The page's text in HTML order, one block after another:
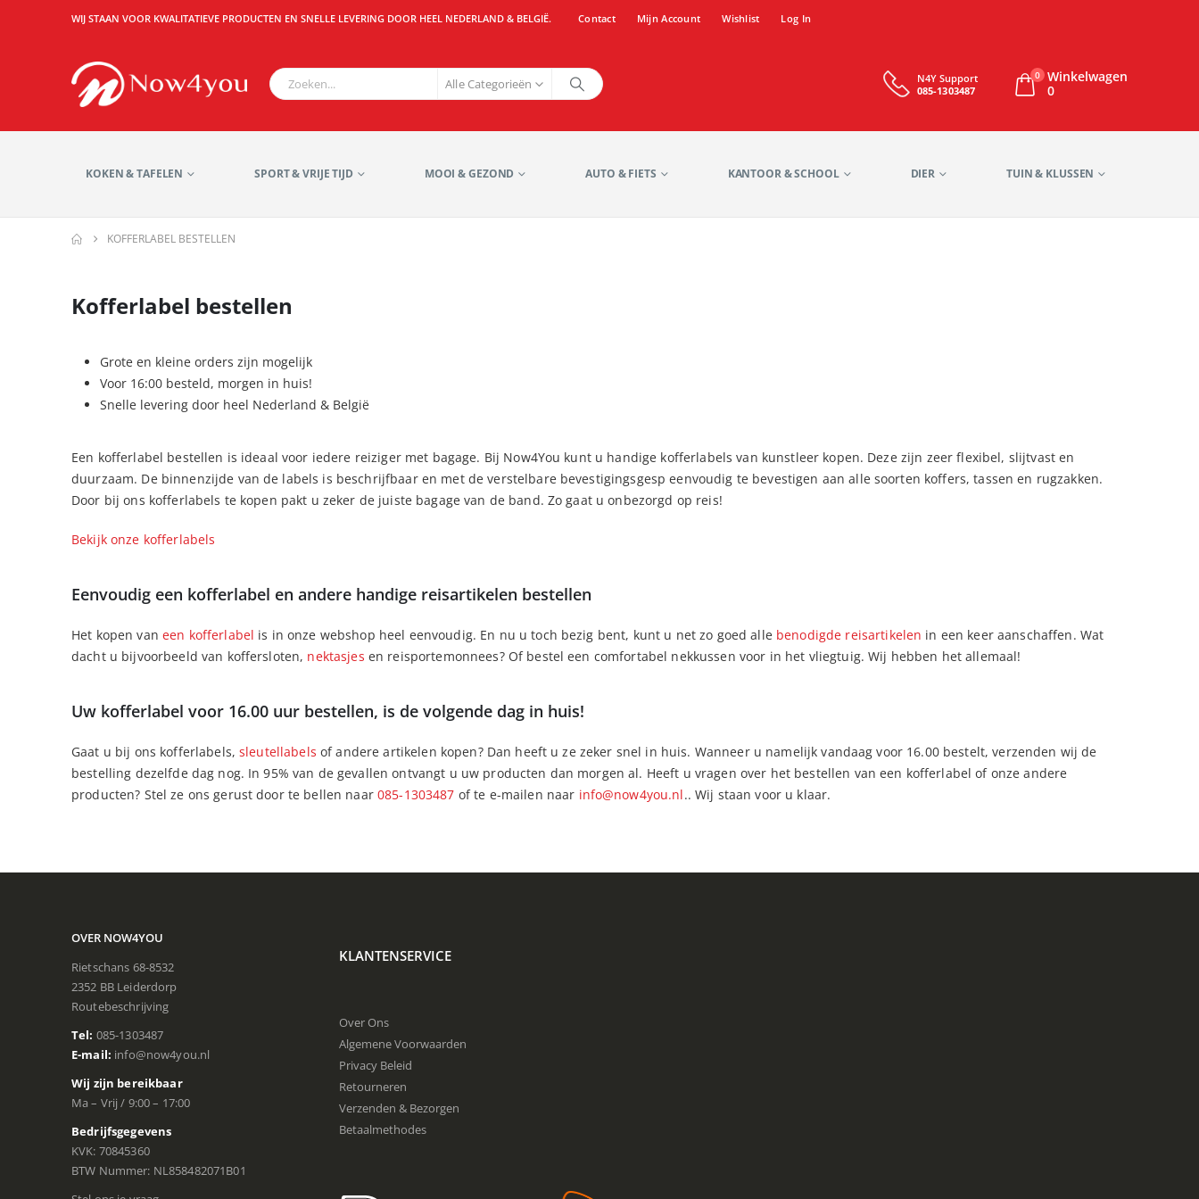
WIJ STAAN VOOR KWALITATIEVE PRODUCTEN EN SNELLE LEVERING DOOR HEEL NEDERLAND & BELGIË. Contact Mijn Account Wishlist Log In
Alle Categorieën
N4Y Support
085-1303487
0 Winkelwagen
0
KOKEN & TAFELEN SPORT & VRIJE TIJD MOOI & GEZOND AUTO & FIETS KANTOOR & SCHOOL DIER TUIN & KLUSSEN
KOFFERLABEL BESTELLEN
Kofferlabel bestellen
Grote en kleine orders zijn mogelijk
Voor 16:00 besteld, morgen in huis!
Snelle levering door heel Nederland & België
Een kofferlabel bestellen is ideaal voor iedere reiziger met bagage. Bij Now4You kunt u handige kofferlabels van kunstleer kopen. Deze zijn zeer flexibel, slijtvast en
duurzaam. De binnenzijde van de labels is beschrijfbaar en met de verstelbare bevestigingsgesp eenvoudig te bevestigen aan alle soorten koffers, tassen en rugzakken.
Door bij ons kofferlabels te kopen pakt u zeker de juiste bagage van de band. Zo gaat u onbezorgd op reis!
Bekijk onze kofferlabels
Eenvoudig een kofferlabel en andere handige reisartikelen bestellen
Het kopen van een kofferlabel is in onze webshop heel eenvoudig. En nu u toch bezig bent, kunt u net zo goed alle benodigde reisartikelen in een keer aanschaffen. Wat
dacht u bijvoorbeeld van koffersloten, nektasjes en reisportemonnees? Of bestel een comfortabel nekkussen voor in het vliegtuig. Wij hebben het allemaal!
Uw kofferlabel voor 16.00 uur bestellen, is de volgende dag in huis!
Gaat u bij ons kofferlabels,sleutellabels of andere artikelen kopen? Dan heeft u ze zeker snel in huis. Wanneer u namelijk vandaag voor 16.00 bestelt, verzenden wij de
bestelling dezelfde dag nog. In 95% van de gevallen ontvangt u uw producten dan morgen al. Heeft u vragen over het bestellen van een kofferlabel of onze andere
producten? Stel ze ons gerust door te bellen naar085-1303487 of te e-mailen naar info@now4you.nl.. Wij staan voor u klaar.
OVER NOW4YOU
Rietschans 68-8532
2352 BB Leiderdorp
Routebeschrijving
Tel: 085-1303487
E-mail: info@now4you.nl
Wij zijn bereikbaar
Ma – Vrij / 9:00 – 17:00
Bedrijfsgegevens
KVK: 70845360
BTW Nummer: NL858482071B01
KLANTENSERVICE
Over Ons
Algemene Voorwaarden
Privacy Beleid
Retourneren
Verzenden & Bezorgen
Betaalmethodes